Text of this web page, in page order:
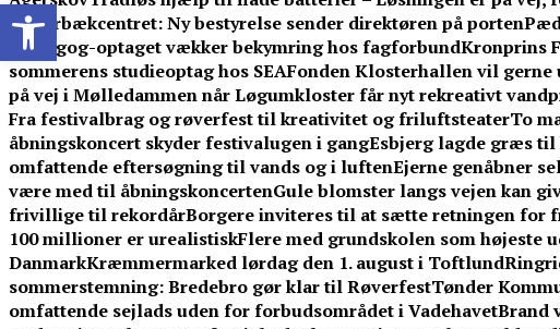
i Skærbækcentret: Ny bestyrelse sender direktøren på porten
pædagog-optaget vækker bekymring hos fagforbundKronprins
sommerens studieoptag hos SEAFonden Klosterhallen vil gerne
på vej i Mølledammen når Løgumkloster får nyt rekreativt
Fra festivalbrag og røverfest til kreativitet og friluftsteaterTo
åbningskoncert skyder festivalugen i gangEsbjerg lagde græs
omfattende eftersøgning til vands og i luftenEjerne genåbner
være med til åbningskoncertenGule blomster langs vejen kan
frivillige til rekordårBorgere inviteres til at sætte retningen for
100 millioner er urealistiskFlere med grundskolen som højeste
DanmarkKræmmermarked lørdag den 1. august i Toftlund
sommerstemning: Bredebro gør klar til RøverfestTønder
omfattende sejlads uden for forbudsområdet i VadehavetBrand
Open toolbar